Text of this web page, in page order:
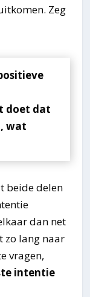
Zeg
doet dat
wat
beide delen
dan net
zo lang naar
vragen,
intentie